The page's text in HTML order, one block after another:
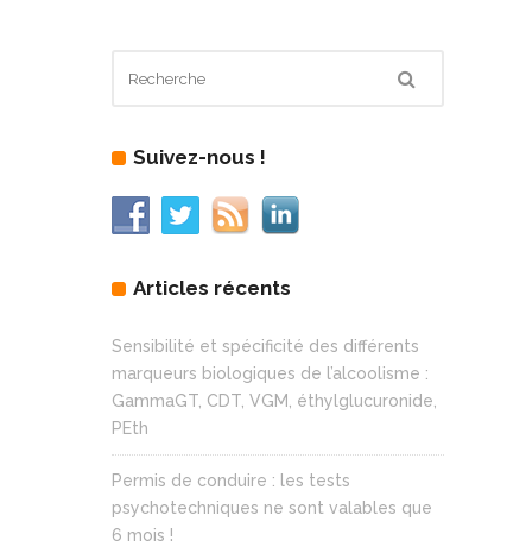
Suivez-nous !
Articles récents
Sensibilité et spécificité des différents
marqueurs biologiques de l’alcoolisme :
GammaGT, CDT, VGM, éthylglucuronide,
PEth
Permis de conduire : les tests
psychotechniques ne sont valables que
6 mois !